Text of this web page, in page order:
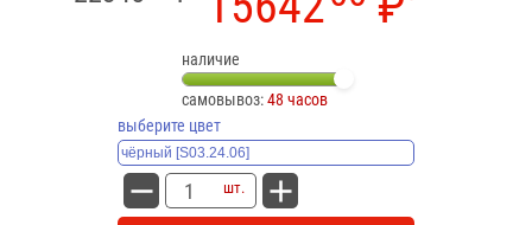
наличие
самовывоз:48 часов
выберите цвет
шт.